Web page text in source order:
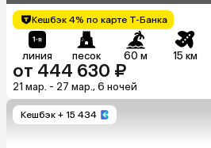
Кешбэк 4% по карте Т-Банка
линия песок 60 м 15 км
от 444 630 ₽
21 мар. - 27 мар., 6 ночей
Кешбэк + 15 434